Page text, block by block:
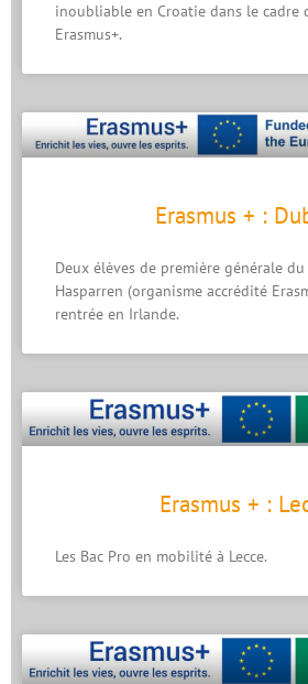
inoubliable en Croatie dans le cadre
Erasmus+.
Erasmus + :
Deux élèves de première générale
Hasparren (organisme accrédité
rentrée en Irlande.
Erasmus + :
Les Bac Pro en mobilité à Lecce.